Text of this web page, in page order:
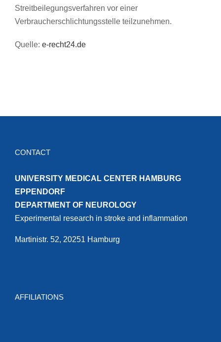
Streitbeilegungsverfahren vor einer
Verbraucherschlichtungsstelle teilzunehmen.
Quelle: e-recht24.de
CONTACT
UNIVERSITY MEDICAL CENTER HAMBURG
EPPENDORF
DEPARTMENT OF NEUROLOGY
Experimental research in stroke and inflammation
Martinistr. 52, 20251 Hamburg
AFFILIATIONS